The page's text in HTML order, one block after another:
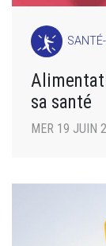
sa santé
MER 19 JUIN